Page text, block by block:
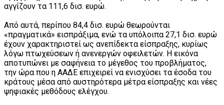
αγγίζουν τα 111,6 δισ. ευρώ.
Από αυτά, περίπου 84,4 δισ. ευρώ θεωρούνται
«πραγματικά» εισπράξιμα, ενώ τα υπόλοιπα 27,1 δισ. ευρώ
έχουν χαρακτηριστεί ως ανεπίδεκτα είσπραξης, κυρίως
λόγω πτωχεύσεων ή ανενεργών οφειλετών. Η εικόνα
αποτυπώνει με σαφήνεια το μέγεθος του προβλήματος,
την ώρα που η ΑΑΔΕ επιχειρεί να ενισχύσει τα έσοδα του
κράτους μέσα από αυστηρότερα μέτρα είσπραξης και νέες
ψηφιακές μεθόδους ελέγχου.